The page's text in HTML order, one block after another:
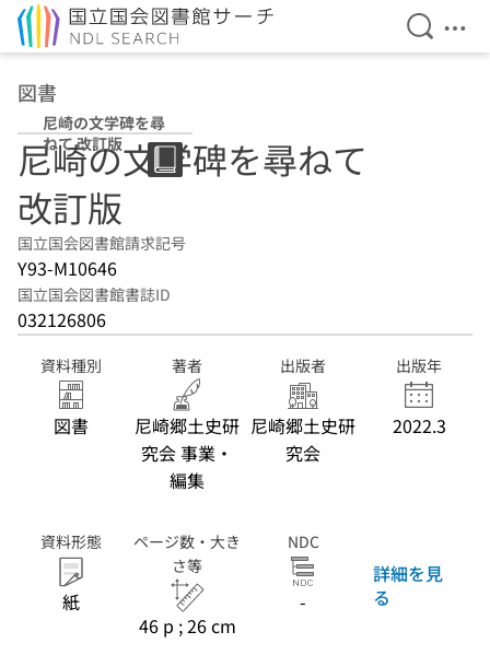
検索を
メ
図書
尼崎の文学碑を尋
ねて 改訂版
尼崎の文学碑を尋ねて
改訂版
国立国会図書館請求記号
Y93-M10646
国立国会図書館書誌ID
032126806
資料種別
図書
著者
尼崎郷土史研
究会 事業・
編集
出版者
尼崎郷土史研
究会
出版年
2022.3
資料形態
紙
ページ数・大き
さ等
46 p ; 26 cm
NDC
-
詳細を見
る